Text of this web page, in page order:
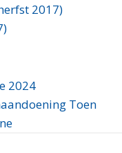
2017)
2024
Toen